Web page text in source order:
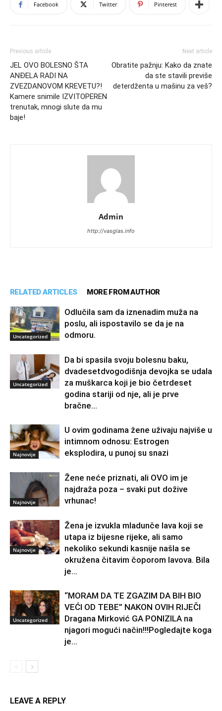
Facebook Twitter Pinterest
Previous article
JEL OVO BOLESNO ŠTA
ANĐELA RADI NA
ZVEZDANOVOM KREVETU?!
Kamere snimile IZVITOPEREN
trenutak, mnogi slute da mu
baje!
Next article
Obratite pažnju: Kako da znate
da ste stavili previše
deterdženta u mašinu za veš?
Admin
http://vasglas.info
RELATED ARTICLES MORE FROM AUTHOR
Uncategorized
Odlučila sam da iznenadim muža na
poslu, ali ispostavilo se da je na
odmoru.
Uncategorized
Da bi spasila svoju bolesnu baku,
dvadesetdvogodišnja devojka se udala
za muškarca koji je bio četrdeset
godina stariji od nje, ali je prve
bračne...
Najnovije
U ovim godinama žene uživaju najviše u
intimnom odnosu: Estrogen
eksplodira, u punoj su snazi
Najnovije
Žene neće priznati, ali OVO im je
najdraža poza – svaki put dožive
vrhunac!
Najnovije
Žena je izvukla mladunče lava koji se
utapa iz bijesne rijeke, ali samo
nekoliko sekundi kasnije našla se
okružena čitavim čoporom lavova. Bila
je...
Uncategorized
“MORAM DA TE ZGAZIM DA BIH BIO
VEĆI OD TEBE” NAKON OVIH RIJEČI
Dragana Mirković GA PONIZILA na
njagori mogući način!!!Pogledajte koga
je...
LEAVE A REPLY